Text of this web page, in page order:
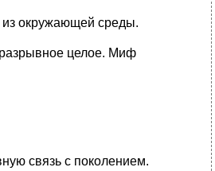
из окружающей среды.
целое. Миф
связь с поколением.